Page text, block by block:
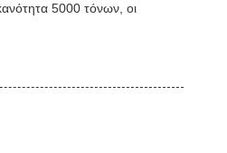
5000 τόνων, οι